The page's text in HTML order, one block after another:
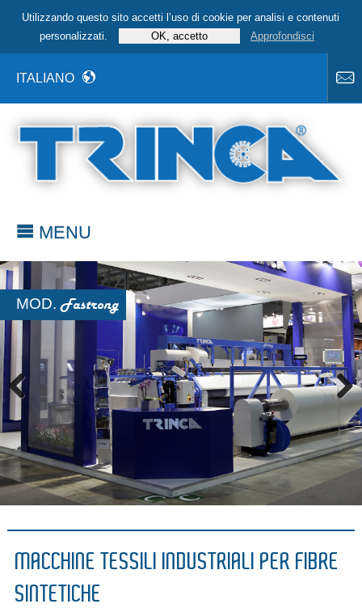
Utilizzando questo sito accetti l’uso di cookie per analisi e contenuti
personalizzati.
Approfondisci
ITALIANO
MENU
MOD.Fastrong
Previous Next
MACCHINE TESSILI INDUSTRIALI PER FIBRE
SINTETICHE